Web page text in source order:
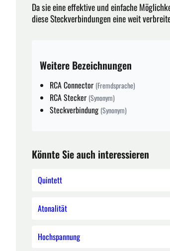
Da sie eine effektive und einfache
diese Steckverbindungen eine weit
Weitere Bezeichnungen
RCA Connector (Fremdsprache)
RCA Stecker (Synonym)
Steckverbindung (Synonym)
Könnte Sie auch interessieren
Quintett
Atonalität
Hochspannung